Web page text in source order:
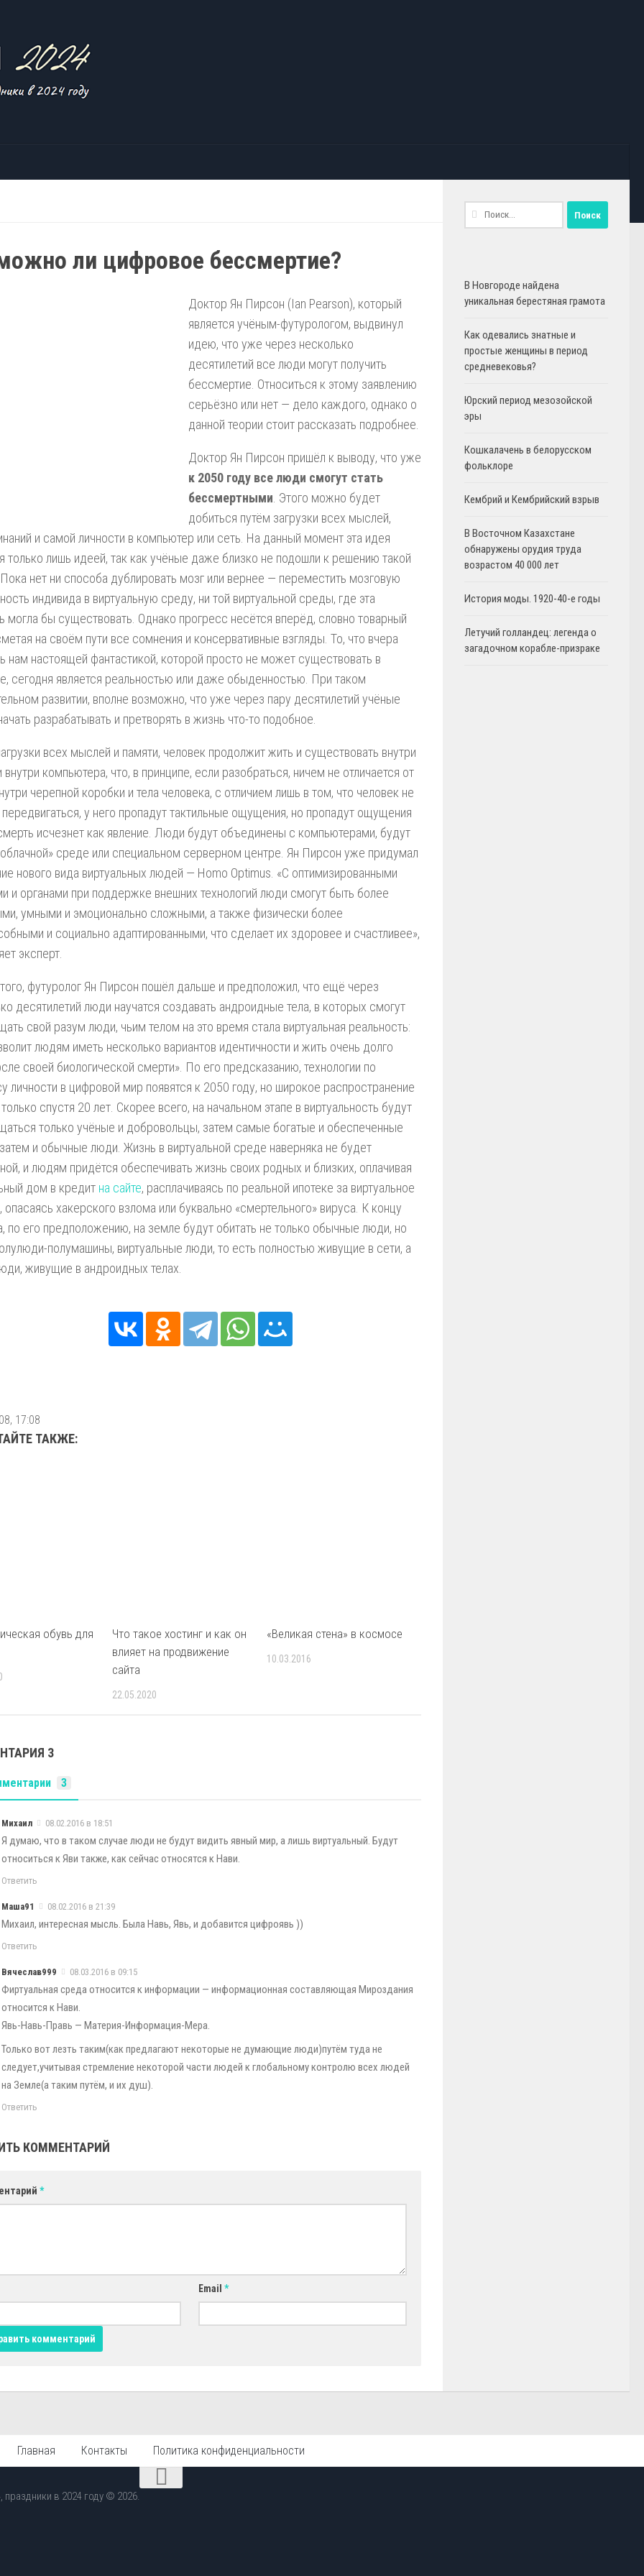
ли цифровое бессмертие?
Доктор Ян Пирсон (Ian Pearson), который
является учёным-футурологом, выдвинул
идею, что уже через несколько
десятилетий все люди могут получить
бессмертие. Относиться к этому заявлению
серьёзно или нет — дело каждого, однако о
данной теории стоит рассказать подробнее.
Доктор Ян Пирсон пришёл к выводу, что уже
к 2050 году все люди смогут стать
бессмертными . Этого можно будет
добиться путём загрузки всех мыслей,
и самой личности в компьютер или сеть. На данный момент эта идея
только лишь идеей, так как учёные даже близко не подошли к решению такой
нет ни способа дублировать мозг или вернее — переместить мозговую
индивида в виртуальную среду, ни той виртуальной среды, где эта
могла бы существовать. Однако прогресс несётся вперёд, словно товарный
на своём пути все сомнения и консервативные взгляды. То, что вчера
нам настоящей фантастикой, которой просто не может существовать в
сегодня является реальностью или даже обыденностью. При таком
развитии, вполне возможно, что уже через пару десятилетий учёные
разрабатывать и претворять в жизнь что-то подобное.
всех мыслей и памяти, человек продолжит жить и существовать внутри
внутри компьютера, что, в принципе, если разобраться, ничем не отличается от
черепной коробки и тела человека, с отличием лишь в том, что человек не
у него пропадут тактильные ощущения, но пропадут ощущения
исчезнет как явление. Люди будут объединены с компьютерами, будут
среде или специальном серверном центре. Ян Пирсон уже придумал
нового вида виртуальных людей — Homo Optimus. «С оптимизированными
и органами при поддержке внешних технологий люди смогут быть более
умными и эмоционально сложными, а также физически более
и социально адаптированными, что сделает их здоровее и счастливее»,
эксперт.
футуролог Ян Пирсон пошёл дальше и предположил, что ещё через
десятилетий люди научатся создавать андроидные тела, в которых смогут
свой разум люди, чьим телом на это время стала виртуальная реальность:
людям иметь несколько вариантов идентичности и жить очень долго
своей биологической смерти». По его предсказанию, технологии по
личности в цифровой мир появятся к 2050 году, но широкое распространение
спустя 20 лет. Скорее всего, на начальном этапе в виртуальность будут
только учёные и добровольцы, затем самые богатые и обеспеченные
и обычные люди. Жизнь в виртуальной среде наверняка не будет
и людям придётся обеспечивать жизнь своих родных и близких, оплачивая
дом в кредит на сайте, расплачиваясь по реальной ипотеке за виртуальное
хакерского взлома или буквально «смертельного» вируса. К концу
по его предположению, на земле будут обитать не только обычные люди, но
полумашины, виртуальные люди, то есть полностью живущие в сети, а
живущие в андроидных телах.
17:08
ТАКЖЕ:
обувь для
Что такое хостинг и как он
влияет на продвижение
сайта
22.05.2020
«Великая стена» в космосе
10.03.2016
3
3
Михаил 08.02.2016 в 18:51
Я думаю, что в таком случае люди не будут видить явный мир, а лишь виртуальный. Будут
относиться к Яви также, как сейчас относятся к Нави.
Ответить
Маша91 08.02.2016 в 21:39
Михаил, интересная мысль. Была Навь, Явь, и добавится цифроявь ))
Ответить
Вячеслав999 08.03.2016 в 09:15
Фиртуальная среда относится к информации — информационная составляющая Мироздания
относится к Нави.
Явь-Навь-Правь — Материя-Информация-Мера.
Только вот лезть таким(как предлагают некоторые не думающие люди)путём туда не
следует,учитывая стремление некоторой части людей к глобальному контролю всех людей
на Земле(а таким путём, и их душ).
Ответить
КОММЕНТАРИЙ
*
Email*
Найти:
В Новгороде найдена
уникальная берестяная грамота
Как одевались знатные и
простые женщины в период
средневековья?
Юрский период мезозойской
эры
Кошкалачень в белорусском
фольклоре
Кембрий и Кембрийский взрыв
В Восточном Казахстане
обнаружены орудия труда
возрастом 40 000 лет
История моды. 1920-40-е годы
Летучий голландец: легенда о
загадочном корабле-призраке
Главная Контакты Политика конфиденциальности
в 2024 году © 2026.